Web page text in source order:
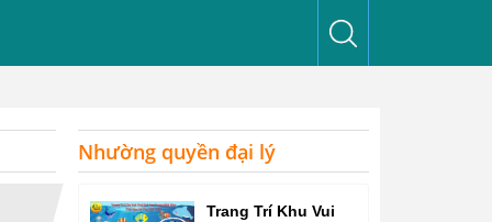
Nhường quyền đại lý
Trang Trí Khu Vui